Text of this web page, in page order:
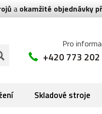
a okamžité objednávky
Pro
+420 773 202
Skladové stroje